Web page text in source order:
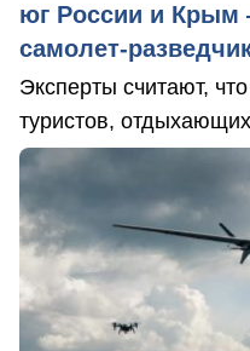
юг России и Крым
самолет-
Эксперты считают,
туристов,